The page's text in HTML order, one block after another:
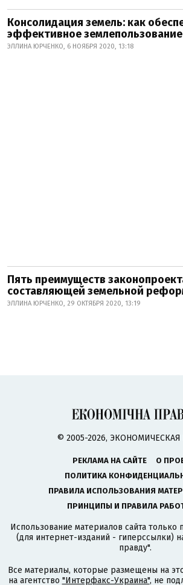
Консолидация земель: как
эффективное землепользование
ЭЛЛИНА ЮРЧЕНКО, 6 НОЯБРЯ 2020, 13:18
Пять преимуществ
составляющей земельной
ЭЛЛИНА ЮРЧЕНКО, 29 ОКТЯБРЯ 2020, 13:19
© 2005-2026,
РЕКЛАМА НА САЙТЕ
О
ПОЛИТИКА
ПРАВИЛА ИСПОЛЬЗОВАНИЯ
ПРИНЦИПЫ И ПРАВИЛА
Использование материалов сайта только
(для интернет-изданий - гиперссылки)
правду".
Все материалы, которые размещены на
на агентство "Интерфакс-Украина", не